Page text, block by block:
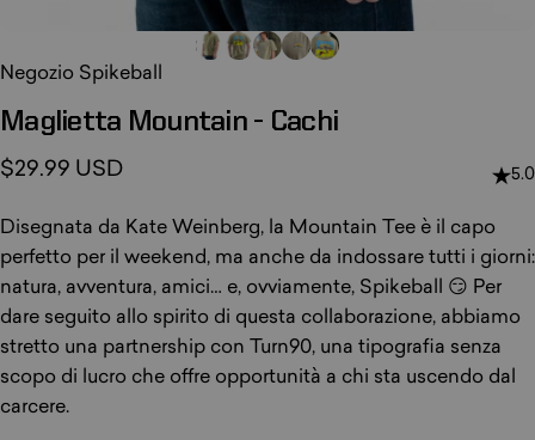
Negozio Spikeball
Maglietta Mountain - Cachi
$29.99 USD 5.0
Disegnata da Kate Weinberg, la Mountain Tee è il capo
perfetto per il weekend, ma anche da indossare tutti i giorni:
natura, avventura, amici… e, ovviamente, Spikeball 😏 Per
dare seguito allo spirito di questa collaborazione, abbiamo
stretto una partnership con Turn90, una tipografia senza
scopo di lucro che offre opportunità a chi sta uscendo dal
carcere.